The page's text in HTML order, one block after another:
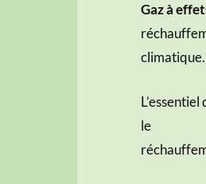
Gaz à
le